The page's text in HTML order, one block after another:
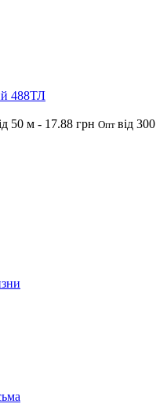
488ТЛ
50 м - 17.88 грн Опт від 300